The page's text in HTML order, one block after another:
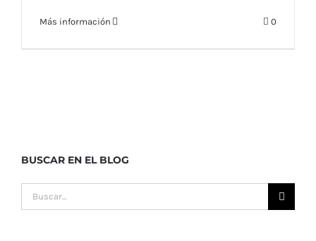
Más información 0
BUSCAR EN EL BLOG
Buscar: